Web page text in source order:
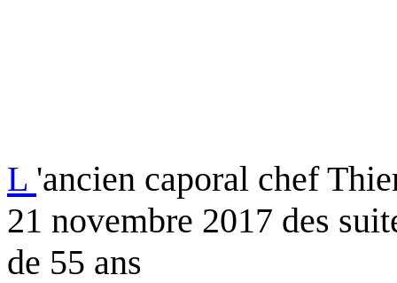
L 'ancien caporal chef
21 novembre 2017 des
de 55 ans